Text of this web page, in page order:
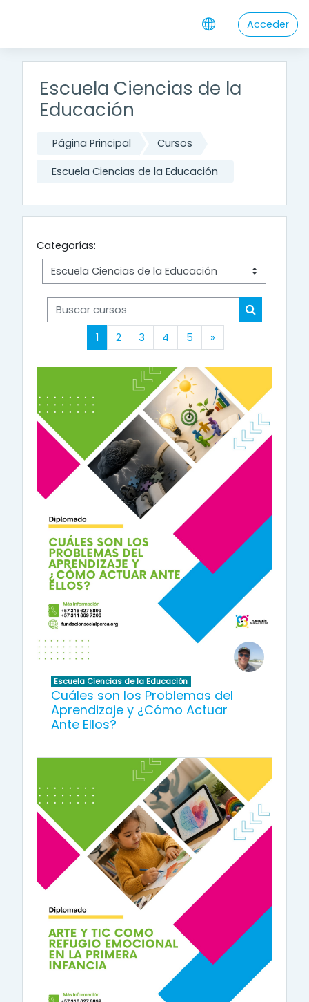
Acceder
Escuela Ciencias de la
Educación
Página Principal Cursos
Escuela Ciencias de la Educación
Categorías:
Buscar cursos
Buscar
1(actual)
2 3 4 5 »
Escuela Ciencias de la Educación
Cuáles son los Problemas del
Aprendizaje y ¿Cómo Actuar
Ante Ellos?